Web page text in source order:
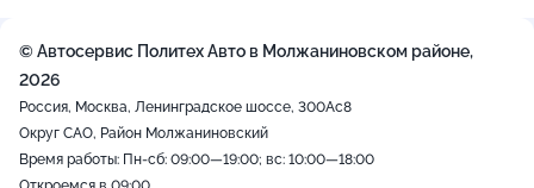
© Автосервис Политех Авто в Молжаниновском районе,
2026
Россия, Москва, Ленинградское шоссе, 300Ас8
Округ САО, Район Молжаниновский
Время работы: Пн-сб: 09:00—19:00; вс: 10:00—18:00